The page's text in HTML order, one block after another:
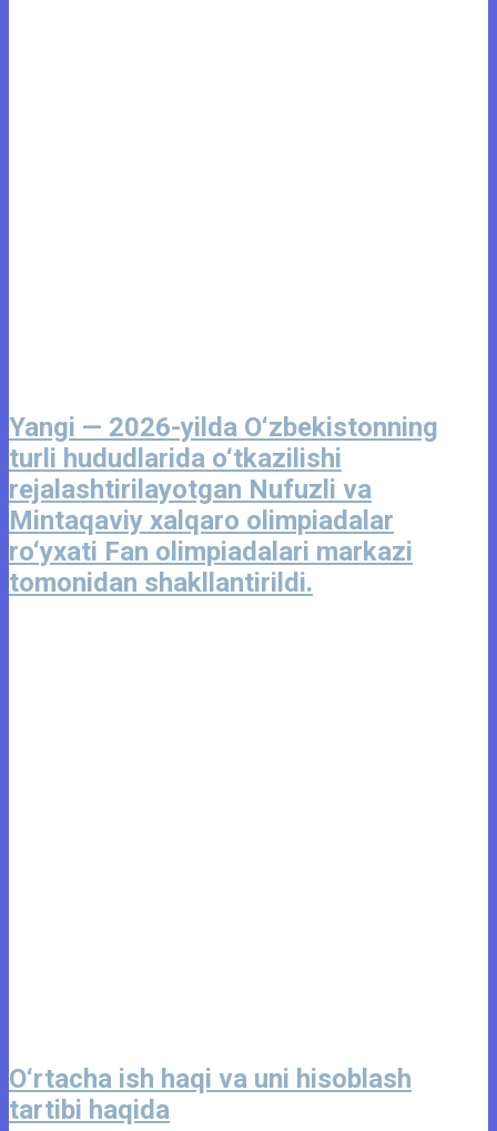
Yangi — 2026-yilda O‘zbekistonning
turli hududlarida o‘tkazilishi
rejalashtirilayotgan Nufuzli va
Mintaqaviy xalqaro olimpiadalar
ro‘yxati Fan olimpiadalari markazi
tomonidan shakllantirildi.
O‘rtacha ish haqi va uni hisoblash
tartibi haqida